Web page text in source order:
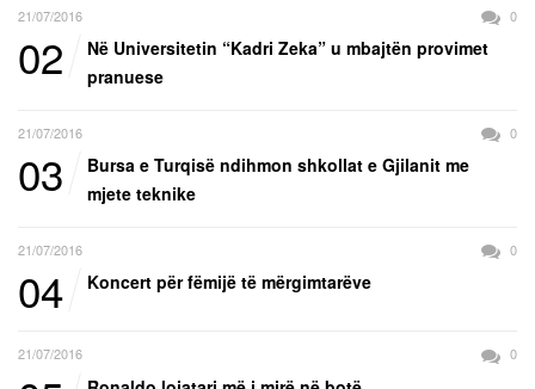
21/07/2016 0
02
Në Universitetin “Kadri Zeka” u mbajtën provimet
pranuese
21/07/2016 0
03
Bursa e Turqisë ndihmon shkollat e Gjilanit me
mjete teknike
21/07/2016 0
04 Koncert për fëmijë të mërgimtarëve
21/07/2016 0